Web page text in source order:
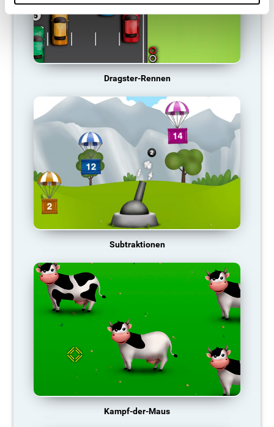
Dragster-Rennen
Subtraktionen
Kampf-der-Maus